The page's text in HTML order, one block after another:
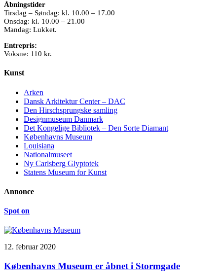
Åbningstider
Tirsdag – Søndag: kl. 10.00 – 17.00
Onsdag: kl. 10.00 – 21.00
Mandag: Lukket.
Entrepris:
Voksne: 110 kr.
Kunst
Arken
Dansk Arkitektur Center – DAC
Den Hirschsprungske samling
Designmuseum Danmark
Det Kongelige Bibliotek – Den Sorte Diamant
Københavns Museum
Louisiana
Nationalmuseet
Ny Carlsberg Glyptotek
Statens Museum for Kunst
Annonce
Spot on
12. februar 2020
Københavns Museum er åbnet i Stormgade